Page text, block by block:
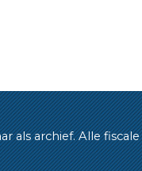
als archief. Alle